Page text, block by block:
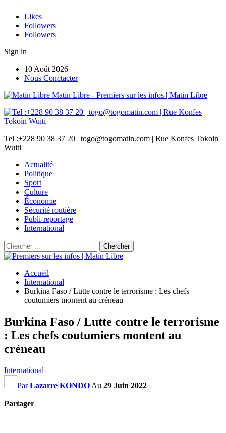
Likes
Followers
Followers
Sign in
10 Août 2026
Nous Conctacter
Matin Libre - Premiers sur les infos | Matin Libre
Tel :+228 90 38 37 20 | togo@togomatin.com | Rue Konfes Tokoin
Wuiti
Actualité
Politique
Sport
Culture
Économie
Sécurité routière
Publi-reportage
International
Accueil
International
Burkina Faso / Lutte contre le terrorisme : Les chefs
coutumiers montent au créneau
Burkina Faso / Lutte contre le terrorisme
: Les chefs coutumiers montent au
créneau
International
ParLazarre KONDO Au 29 Juin 2022
Partager